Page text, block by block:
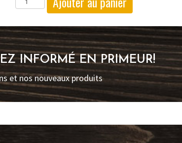
INFORMÉ EN PRIMEUR!
et nos nouveaux produits